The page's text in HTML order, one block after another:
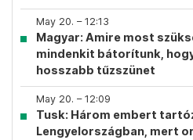
May 20. – 12:13
Magyar: Amire most
mindenkit bátorítunk,
hosszabb tűzszünet
May 20. – 12:09
Tusk: Három embert
Lengyelországban, mert